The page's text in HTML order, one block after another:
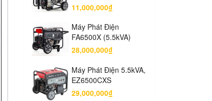
11,000,000₫
Máy Phát Điện
FA6500X (5.5kVA)
28,000,000₫
Máy Phát Điện 5.5kVA,
EZ6500CXS
29,000,000₫